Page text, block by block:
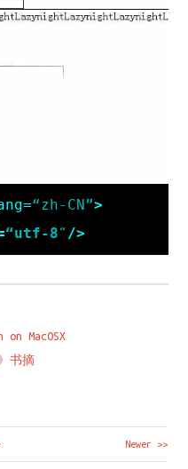
“zh-CN”>
“utf-8″/>
MacOSX
书摘
Newer >>